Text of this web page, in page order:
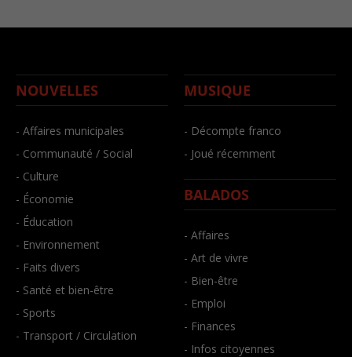
NOUVELLES
- Affaires municipales
- Communauté / Social
- Culture
- Économie
- Éducation
- Environnement
- Faits divers
- Santé et bien-être
- Sports
- Transport / Circulation
MUSIQUE
- Décompte franco
- Joué récemment
BALADOS
- Affaires
- Art de vivre
- Bien-être
- Emploi
- Finances
- Infos citoyennes